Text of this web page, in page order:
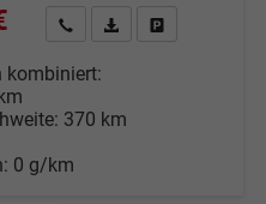
Wir rufen Sie an
Fahrzeugexposé (PDF)
Fahrzeug parken
kombiniert:
370 km
0 g/km